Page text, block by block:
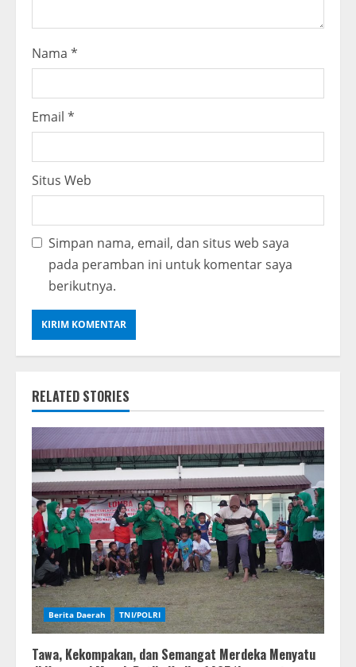
Nama *
Email *
Situs Web
Simpan nama, email, dan situs web saya
pada peramban ini untuk komentar saya
berikutnya.
RELATED STORIES
Berita Daerah TNI/POLRI
Tawa, Kekompakan, dan Semangat Merdeka Menyatu